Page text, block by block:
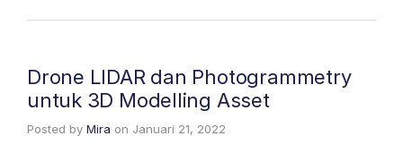
Drone LIDAR dan Photogrammetry
untuk 3D Modelling Asset
Posted by Mira on Januari 21, 2022